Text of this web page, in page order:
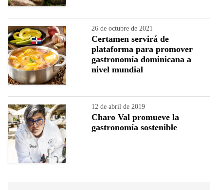
26 de octubre de 2021
Certamen servirá de
plataforma para promover
gastronomía dominicana a
nivel mundial
12 de abril de 2019
Charo Val promueve la
gastronomía sostenible